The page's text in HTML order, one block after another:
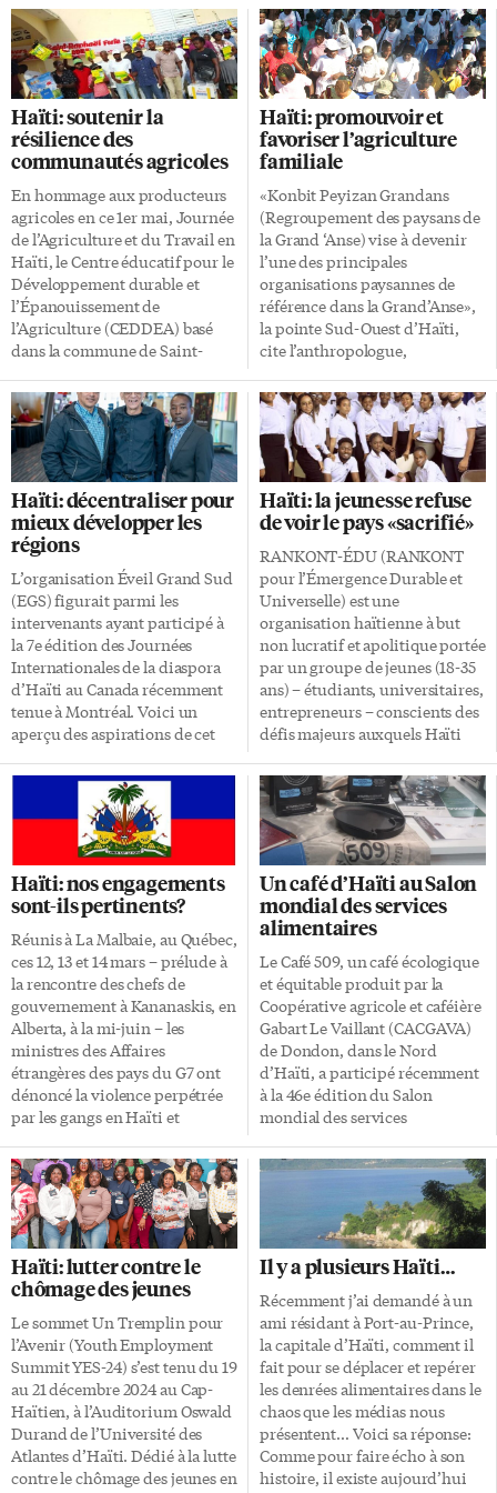
Haïti: soutenir la
résilience des
communautés agricoles
En hommage aux producteurs
agricoles en ce 1er mai, Journée
de l’Agriculture et du Travail en
Haïti, le Centre éducatif pour le
Développement durable et
l’Épanouissement de
l’Agriculture (CEDDEA) basé
dans la commune de Saint-
organisé un Forum sur le thème
Vers une Saint-Raphaël plus
forte et prospère. L’évènement
fut réalisé via un groupe
WhatsApp ayant permis
d’accompagner 25 planteurs de
la zone dans le cadre d’une
initiative visant à soutenir la
production agricole nationale
en commençant par le local.
«Malgré la crise
multidimensionnelle que
traverse Haïti – l’insécurité,
l’inflation, l’instabilité
institutionnelle – des citoyens
continuent […]
Haïti: promouvoir et
favoriser l’agriculture
familiale
«Konbit Peyizan Grandans
(Regroupement des paysans de
la Grand ‘Anse) vise à devenir
l’une des principales
organisations paysannes de
référence dans la Grand’Anse»,
la pointe Sud-Ouest d’Haïti,
cite l’anthropologue,
co-fondateur et coordonnateur
exécutif de KPGA, Nicossa
Paulemont. Créée en 1998,
KPGA est une organisation
haïtienne sans but lucratif
établie à Buvette, une banlieue
de la ville de Jérémie, une
section de la nouvelle
commune de Marfranc. Elle
intervient dans les domaines de
l’agriculture familiale et l’agro-
écologie, l’économie sociale et
solidaire, le renforcement
organisationnel, les droits de la
femme et la gestion des risques
et désastres. «Nos […]
Haïti: décentraliser pour
mieux développer les
régions
L’organisation Éveil Grand Sud
(EGS) figurait parmi les
intervenants ayant participé à
la 7e édition des Journées
Internationales de la diaspora
d’Haïti au Canada récemment
tenue à Montréal. Voici un
aperçu des aspirations de cet
de la région du Grand Sud
d’Haïti afin d’assurer son
développement durable,
présenté par trois de ses
membres: Charlot Murat,
coordonnateur général, Jean
François Tardieu, chargé de la
Commission scientifique,
Rudolf Dérose, secrétaire
général. Éveil Grand Sud est
une organisation haïtienne
sans but lucratif créée par un
groupe d’agriculteurs en 2022.
Appuyer l’économie locale
durable «La mission d’Éveil
Grand Sud consiste à […]
Haïti: la jeunesse refuse
de voir le pays «sacrifié»
RANKONT-ÉDU (RANKONT
pour l’Émergence Durable et
Universelle) est une
organisation haïtienne à but
non lucratif et apolitique portée
par un groupe de jeunes (18-35
ans) – étudiants, universitaires,
entrepreneurs – conscients des
défis majeurs auxquels Haïti
promouvoir l’éducation et
l’inclusion citoyenne pour la
jeunesse haïtienne,
l’organisation «refuse de voir
leur avenir sacrifié, leurs frères,
leurs sœurs, leurs parents, leurs
amis succomber face à la
négligence des dirigeants». Le
pays s’enlisant dans une crise
multidimensionnelle sans fin,
paralysé par la prise en otage de
Port-au-Prince par les gangs
armés, la direction de
RANKONT-ÉDU a rédigé une
lettre d’appel à l’urgence […]
Haïti: nos engagements
sont-ils pertinents?
Réunis à La Malbaie, au Québec,
ces 12, 13 et 14 mars – prélude à
la rencontre des chefs de
gouvernement à Kananaskis, en
Alberta, à la mi-juin – les
ministres des Affaires
étrangères des pays du G7 ont
dénoncé la violence perpétrée
par les gangs en Haïti et
aider ce pays à restaurer la
démocratie, la sécurité et la
stabilité. Ils ont promis de
soutenir la Police nationale, la
Mission multinationale menée
par le Kenya, et de promouvoir
un rôle accru pour les Nations
Unies. Ils ont exprimé leur
soutien aux efforts déployés par
les […]
Un café d’Haïti au Salon
mondial des services
alimentaires
Le Café 509, un café écologique
et équitable produit par la
Coopérative agricole et caféière
Gabart Le Vaillant (CACGAVA)
de Dondon, dans le Nord
d’Haïti, a participé récemment
à la 46e édition du Salon
mondial des services
Rimini en Italie. Soulignons
que, depuis presque 10 ans,
l’entreprise québécoise SLD
Importations collabore avec la
Coopérative CACGAVA afin de
garantir la production durable
d’un café de qualité, dont la
sauvegarde de la variété Typica
qui serait en voie de
disparition. La coopérative se
veut un outil pour le
développement social, culturel
et économique d’Haïti,
permettant notamment de
contribuer […]
Haïti: lutter contre le
chômage des jeunes
Le sommet Un Tremplin pour
l’Avenir (Youth Employment
Summit YES-24) s’est tenu du 19
au 21 décembre 2024 au Cap-
Haïtien, à l’Auditorium Oswald
Durand de l’Université des
Atlantes d’Haïti. Dédié à la lutte
contre le chômage des jeunes en
Il y a plusieurs Haïti…
Récemment j’ai demandé à un
ami résidant à Port-au-Prince,
la capitale d’Haïti, comment il
fait pour se déplacer et repérer
les denrées alimentaires dans le
chaos que les médias nous
présentent… Voici sa réponse:
Comme pour faire écho à son
histoire, il existe aujourd’hui